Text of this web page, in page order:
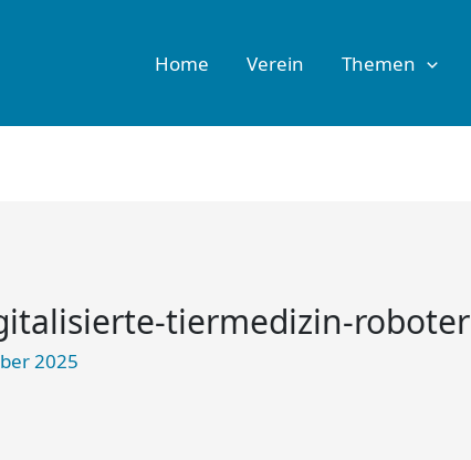
Home Verein Themen
tiermedizin-roboter
2025